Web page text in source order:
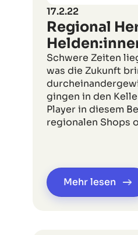
17.2.22
Regional
Schwere Zeiten
was die Zukunft
gingen in den
Player in diesem
regionalen Shops
Mehr lesen